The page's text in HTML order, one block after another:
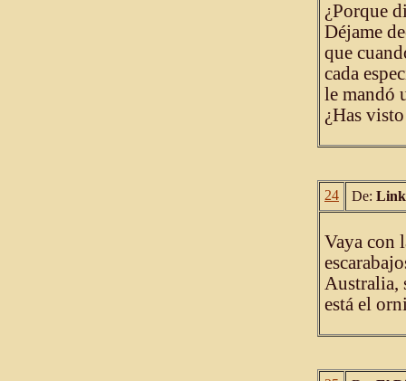
¿Porque
Déjame
que
cada
le mandó
¿Has
24 De:
Vaya con
Australia,
está el